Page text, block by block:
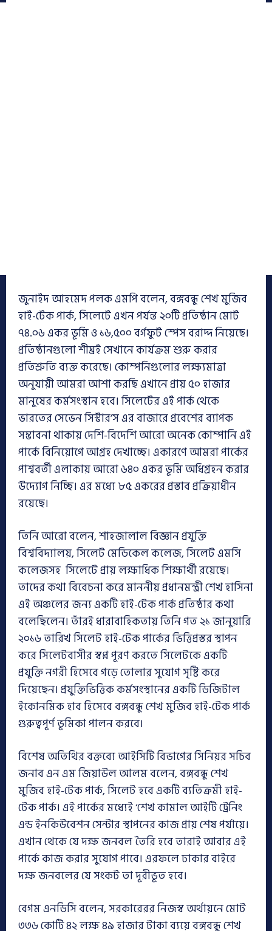
জুনাইদ আহমেদ পলক এমপি বলেন, বঙ্গবন্ধু শেখ মুজিব
হাই-টেক পার্ক, সিলেটে এখন পর্যন্ত ২০টি প্রতিষ্ঠান মোট
৭৪.০৬ একর ভূমি ও ১৬,৫০০ বর্গফুট স্পেস বরাদ্দ নিয়েছে।
প্রতিষ্ঠানগুলো শীঘ্রই সেখানে কার্যক্রম শুরু করার
প্রতিশ্রুতি ব্যক্ত করেছে। কোম্পনিগুলোর লক্ষ্যমাত্রা
অনুযায়ী আমরা আশা করছি এখানে প্রায় ৫০ হাজার
মানুষের কর্মসংস্থান হবে। সিলেটের এই পার্ক থেকে
ভারতের সেভেন সিস্টার’স এর বাজারে প্রবেশের ব্যাপক
সম্ভাবনা থাকায় দেশি-বিদেশি আরো অনেক কোম্পানি এই
পার্কে বিনিয়োগে আগ্রহ দেখাচ্ছে। একারণে আমরা পার্কের
পাশ্ববর্তী এলাকায় আরো ৬৪০ একর ভূমি অধিগ্রহন করার
উদ্যোগ নিচ্ছি। এর মধ্যে ৮৫ একরের প্রস্তাব প্রক্রিয়াধীন
রয়েছে।
তিনি আরো বলেন, শাহজালাল বিজ্ঞান প্রযুক্তি
বিশ্ববিদ্যালয়, সিলেট মেডিকেল কলেজ, সিলেট এমসি
কলেজসহ সিলেটে প্রায় লক্ষাধিক শিক্ষার্থী রয়েছে।
তাদের কথা বিবেচনা করে মাননীয় প্রধানমন্ত্রী শেখ হাসিনা
এই অঞ্চলের জন্য একটি হাই-টেক পার্ক প্রতিষ্ঠার কথা
বলেছিলেন। তাঁরই ধারাবাহিকতায় তিনি গত ২১ জানুয়ারি
২০১৬ তারিখ সিলেট হাই-টেক পার্কের ভিত্তিপ্রস্তর স্থাপন
করে সিলেটবাসীর স্বপ্ন পূরণ করতে সিলেটকে একটি
প্রযুক্তি নগরী হিসেবে গড়ে তোলার সুযোগ সৃষ্টি করে
দিয়েছেন। প্রযুক্তিভিত্তিক কর্মসংস্থানের একটি ডিজিটাল
ইকোনমিক হাব হিসেবে বঙ্গবন্ধু শেখ মুজিব হাই-টেক পার্ক
গুরুত্বপূর্ণ ভূমিকা পালন করবে।
বিশেষ অতিথির বক্তব্যে আইসিটি বিভাগের সিনিয়র সচিব
জনাব এন এম জিয়াউল আলম বলেন, বঙ্গবন্ধু শেখ
মুজিব হাই-টেক পার্ক, সিলেট হবে একটি ব্যতিক্রমী হাই-
টেক পার্ক। এই পার্কের মধ্যেই ‘শেখ কামাল আইটি ট্রেনিং
এন্ড ইনকিউবেশন সেন্টার স্থাপনের কাজ প্রায় শেষ পর্যায়ে।
এখান থেকে যে দক্ষ জনবল তৈরি হবে তারাই আবার এই
পার্কে কাজ করার সুযোগ পাবে। এরফলে ঢাকার বাইরে
দক্ষ জনবলের যে সংকট তা দূরীভূত হবে।
বেগম এনডিসি বলেন, সরকারেরর নিজস্ব অর্থায়নে মোট
৩৩৬ কোটি ৪২ লক্ষ ৪৯ হাজার টাকা ব্যয়ে বঙ্গবন্ধু শেখ